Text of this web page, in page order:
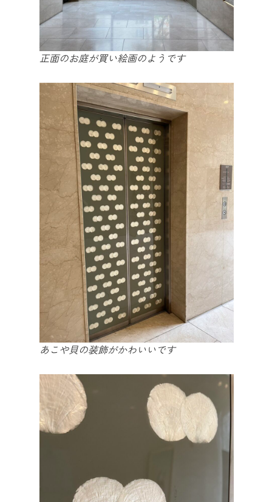
正面のお庭が買い絵画のようです
あこや貝の装飾がかわいいです